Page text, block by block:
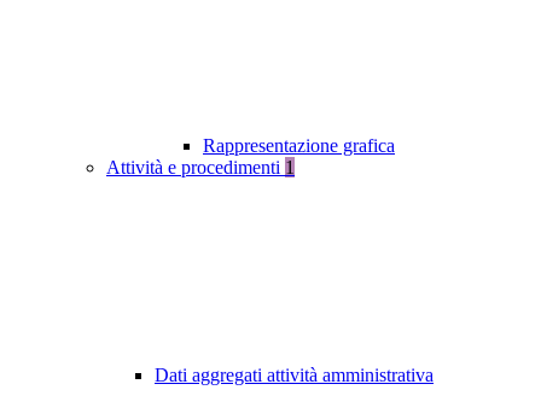
Rappresentazione grafica
Attività e procedimenti 1
Dati aggregati attività amministrativa